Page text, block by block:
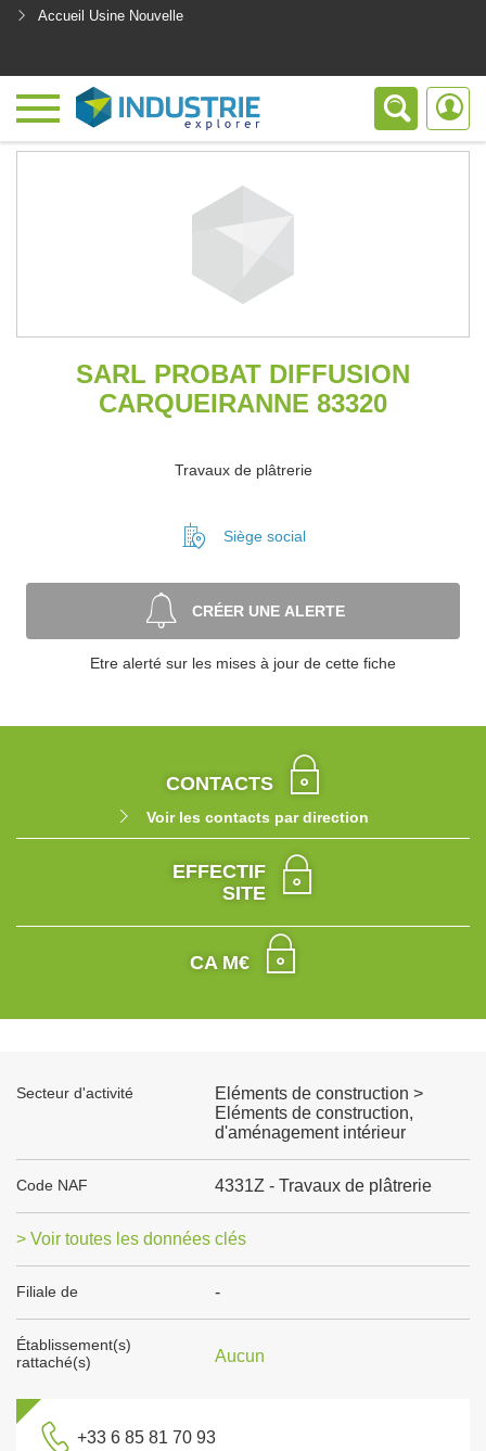
Accueil Usine Nouvelle
SARL PROBAT DIFFUSION
CARQUEIRANNE 83320
Travaux de plâtrerie
Siège social
CRÉER UNE ALERTE
Etre alerté sur les mises à jour de cette fiche
CONTACTS
Voir les contacts par direction
EFFECTIF
SITE
CA M€
Secteur d'activité
Eléments de construction >
Eléments de construction,
d'aménagement intérieur
Code NAF 4331Z - Travaux de plâtrerie
> Voir toutes les données clés
Filiale de -
Établissement(s)
rattaché(s)
Aucun
+33 6 85 81 70 93